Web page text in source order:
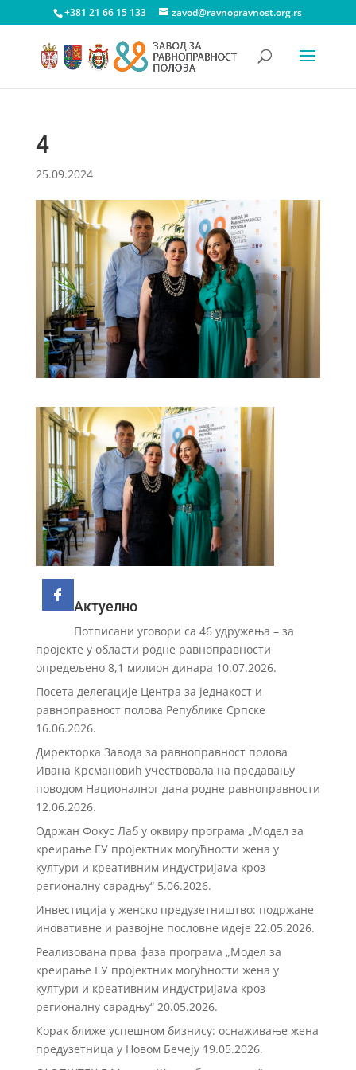
+381 21 66 15 133 zavod@ravnopravnost.org.rs
4
25.09.2024
Актуелно
Потписани уговори са 46 удружења – за
пројекте у области родне равноправности
опредељено 8,1 милион динара 10.07.2026.
Посета делегације Центра за једнакост и
равноправност полова Републике Српске
16.06.2026.
Директорка Завода за равноправност полова
Ивана Крсмановић учествовала на предавању
поводом Националног дана родне равноправности
12.06.2026.
Одржан Фокус Лаб у оквиру програма „Модел за
креирање ЕУ пројектних могућности жена у
култури и креативним индустријама кроз
регионалну сарадњу“ 5.06.2026.
Инвестиција у женско предузетништво: подржане
иновативне и развојне пословне идеје 22.05.2026.
Реализована прва фаза програма „Модел за
креирање ЕУ пројектних могућности жена у
култури и креативним индустријама кроз
регионалну сарадњу“ 20.05.2026.
Корак ближе успешном бизнису: оснаживање жена
предузетница у Новом Бечеју 19.05.2026.